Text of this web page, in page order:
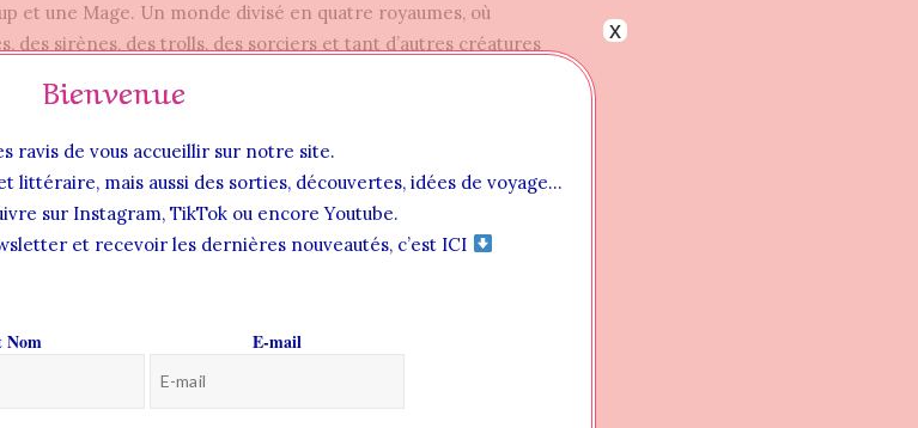
et une Mage. Un monde divisé en quatre royaumes, où
des sirènes, des trolls, des sorciers et tant d’autres créatures
réellement conscience.
bien spécifiques, une promesse de mariage va faire
alors se créer, se consolider et d’autres se découdre. Un
rites et traditions ancestrales.
que j’avais mon droit de parole,
Bienvenue
ravis de vous accueillir sur notre site.
littéraire, mais aussi des sorties, découvertes, idées de voyage…
sur Instagram, TikTok ou encore Youtube.
et recevoir les dernières nouveautés, c’est ICI
Nom E-mail
x